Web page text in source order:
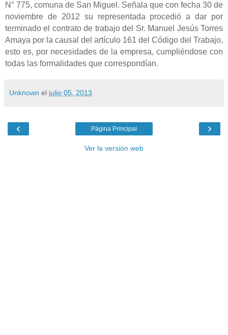
N° 775, comuna de San Miguel. Señala que con fecha 30 de
noviembre de 2012 su representada procedió a dar por
terminado el contrato de trabajo del Sr. Manuel Jesús Torres
Amaya por la causal del artículo 161 del Código del Trabajo,
esto es, por necesidades de la empresa, cumpliéndose con
todas las formalidades que correspondían.
Unknown el julio 05, 2013
‹ ›
Página Principal
Ver la versión web